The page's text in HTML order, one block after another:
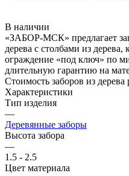
В наличии
«ЗАБОР-МСК» предлагает
дерева с столбами из
ограждение «под ключ» по
длительную гарантию на
Стоимость заборов из
Характеристики
Тип изделия
—
Деревянные заборы
Высота забора
—
1.5 - 2.5
Цвет материала